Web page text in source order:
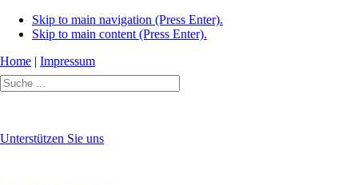
Skip to main navigation (Press Enter).
Skip to main content (Press Enter).
Home | Impressum
Unterstützen Sie uns